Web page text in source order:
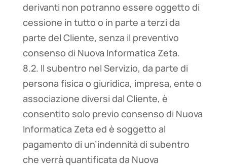
derivanti non potranno essere oggetto di
cessione in tutto o in parte a terzi da
parte del Cliente, senza il preventivo
consenso di Nuova Informatica Zeta.
8.2. Il subentro nel Servizio, da parte di
persona fisica o giuridica, impresa, ente o
associazione diversi dal Cliente, è
consentito solo previo consenso di Nuova
Informatica Zeta ed è soggetto al
pagamento di un’indennità di subentro
che verrà quantificata da Nuova